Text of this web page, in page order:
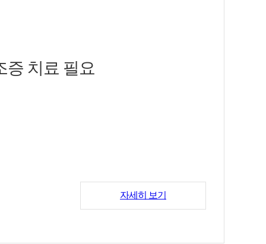
계다. 이 기능은 교감신경과
서로를 견제하면서 하루의
림이 있을 때 “심장만” 바라
는 느낌이 와서 검사를 받았
어지면 몸이 예민해지고, 작
화 문제와 수면 문제가 길게
면 위장의 운동성이 떨어져
호흡이 얕아지고 몸은 다시
증 치료 필요
자세히 보기